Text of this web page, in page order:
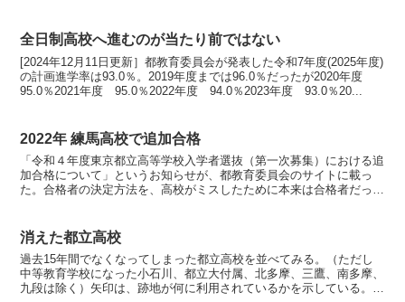
全日制高校へ進むのが当たり前ではない
[2024年12月11日更新］都教育委員会が発表した令和7年度(2025年度)
の計画進学率は93.0％。2019年度までは96.0％だったが2020年度
95.0％2021年度 95.0％2022年度 94.0％2023年度 93.0％20...
2022年 練馬高校で追加合格
「令和４年度東京都立高等学校入学者選抜（第一次募集）における追
加合格について」というお知らせが、都教育委員会のサイトに載っ
た。合格者の決定方法を、高校がミスしたために本来は合格者だった
消えた都立高校
過去15年間でなくなってしまった都立高校を並べてみる。（ただし
中等教育学校になった小石川、都立大付属、北多摩、三鷹、南多摩、
九段は除く）矢印は、跡地が何に利用されているかを示している。忠